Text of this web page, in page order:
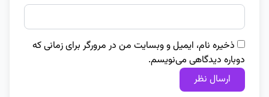
ذخیره نام، ایمیل و وبسایت من در مرورگر برای زمانی که
دوباره دیدگاهی می‌نویسم.